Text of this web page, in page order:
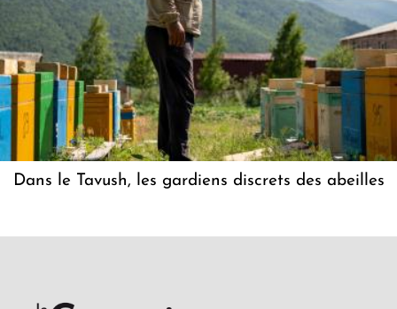
Dans le Tavush, les gardiens discrets des abeilles